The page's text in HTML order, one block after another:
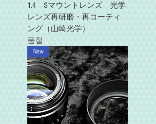
1.4 Sマウントレンズ 光学
レンズ再研磨・再コーティ
ング（山崎光学）
품절
New